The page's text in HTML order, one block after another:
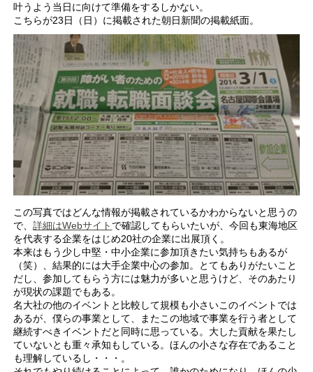
叶うよう当日に向けて準備をするしかない。
こちらが23日（日）に掲載された朝日新聞の掲載紙面。
この写真ではどんな情報が掲載されているかわからないと思うの
で、詳細はWebサイト で確認してもらいたいが、今回も東海地区
を代表する企業をはじめ20社の企業に出展頂く。
本来はもう少し中堅・中小企業に参加頂きたい気持ちもあるが
（笑）、結果的には大手企業中心の参加。とてもありがたいこと
だし、参加してもらう方には魅力が多いと思うけど、そのあたり
が現状の課題でもある。
名大社の他のイベントと比較して規模も小さいこのイベントでは
あるが、僕らの事業として、またこの地域で事業を行う者として
継続すべきイベントだと同時に思っている。大した貢献を果たし
ていないとも重々承知もしている。ほんの小さな存在であること
も理解しているし・・・。